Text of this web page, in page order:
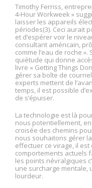
Timothy Ferriss,
4-Hour Workweek »
laisser les appareils
périodes(3). Ceci aurait
et d’espérer voir le
consultant américain,
comme l’eau de roche
quiétude qui donne
livre « Getting Things
gérer sa boîte de
experts mettent de
temps, il est possible
de s’épuiser.
La technologie est là
nous potentiellement,
croisée des chemins
nous souhaitons gérer
effectuer ce virage, il est
comportements actuels
les points névralgiques
une surcharge mentale,
lourdeur.